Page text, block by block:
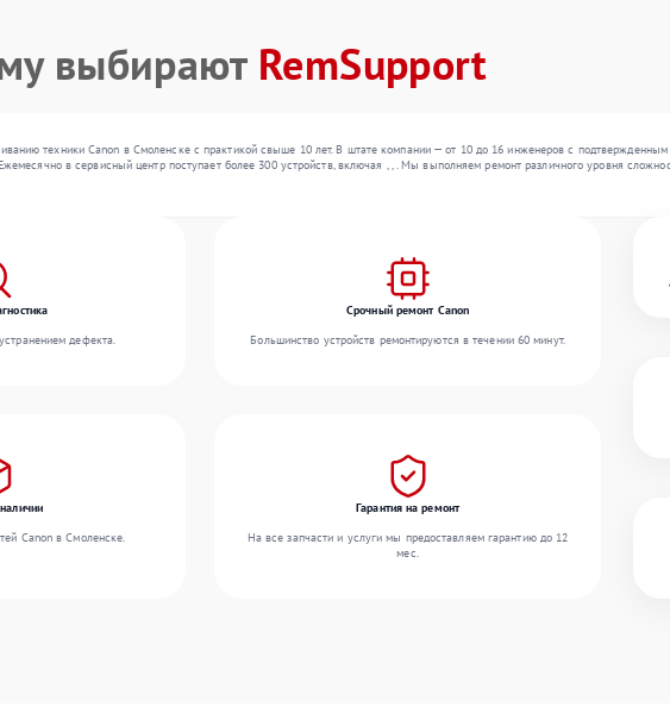
выбирают RemSupport
техники Canon в Смоленске с практикой свыше 10 лет. В штате компании — от 10 до 16 инженеров с
в сервисный центр поступает более 300 устройств, включая , , . Мы выполняем ремонт различного уровня
дефекта.
Срочный ремонт Canon
Большинство устройств ремонтируются в течении 60 минут.
Canon в Смоленске.
Гарантия на ремонт
На все запчасти и услуги мы предоставляем гарантию до 12
мес.